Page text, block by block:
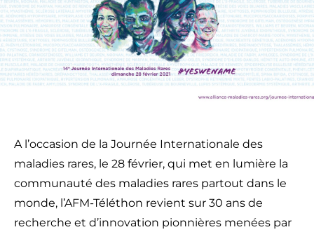
A l’occasion de la Journée Internationale des
maladies rares, le 28 février, qui met en lumière la
communauté des maladies rares partout dans le
monde, l’AFM-Téléthon revient sur 30 ans de
recherche et d’innovation pionnières menées par